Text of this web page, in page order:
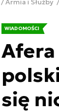
Armia i Służby
WIADOMOŚCI
Afera
się